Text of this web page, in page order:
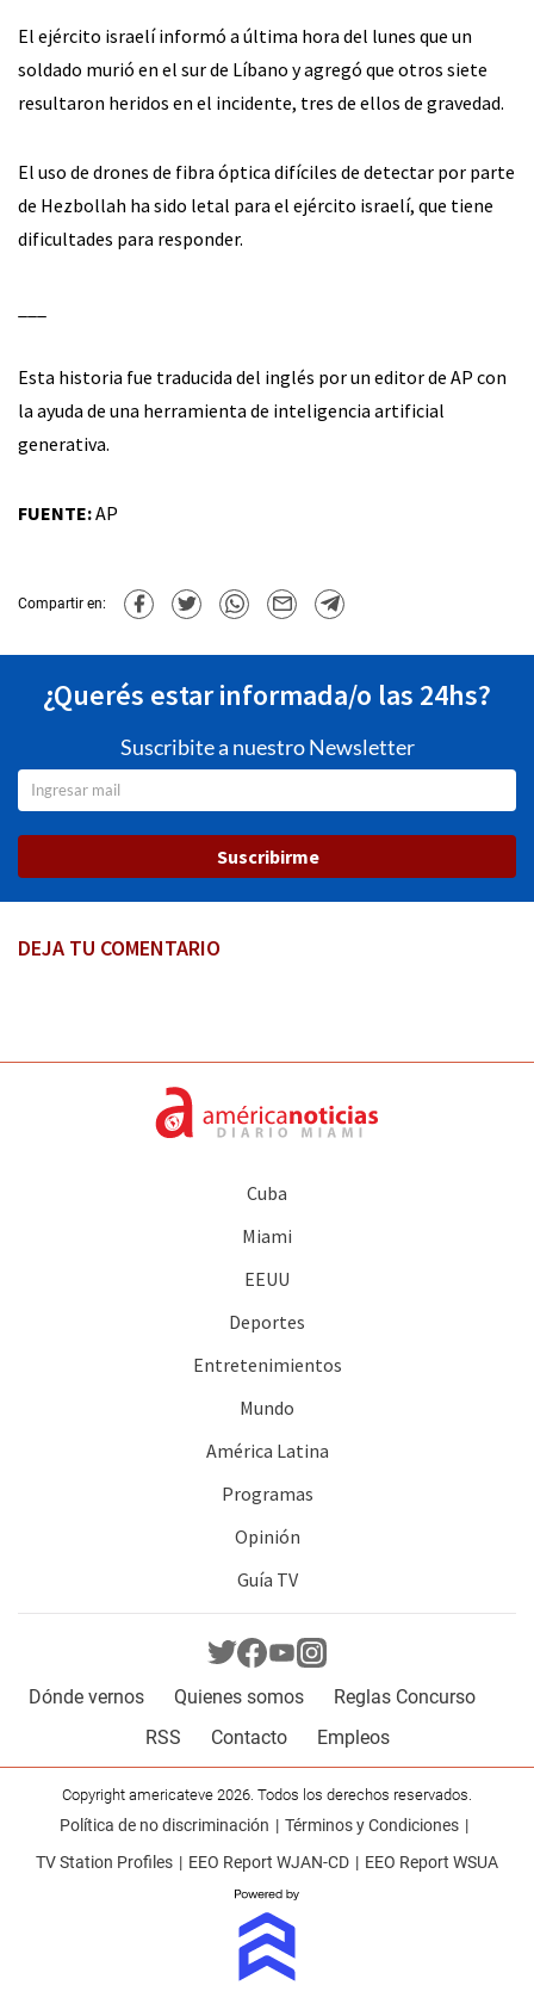
El ejército israelí informó a última hora del lunes que un
soldado murió en el sur de Líbano y agregó que otros siete
resultaron heridos en el incidente, tres de ellos de gravedad.
El uso de drones de fibra óptica difíciles de detectar por parte
de Hezbollah ha sido letal para el ejército israelí, que tiene
dificultades para responder.
Esta historia fue traducida del inglés por un editor de AP con
la ayuda de una herramienta de inteligencia artificial
generativa.
FUENTE:AP
Compartir en:
¿Querés estar informada/o las 24hs?
Suscribite a nuestro Newsletter
Suscribirme
DEJA TU COMENTARIO
Cuba
Miami
EEUU
Deportes
Entretenimientos
Mundo
América Latina
Programas
Opinión
Guía TV
Dónde vernos Quienes somos
Reglas Concurso
RSS
Contacto Empleos
Copyright americateve 2026. Todos los derechos reservados.
Política de no discriminación
Términos y Condiciones
TV Station Profiles
EEO Report WJAN-CD EEO Report WSUA